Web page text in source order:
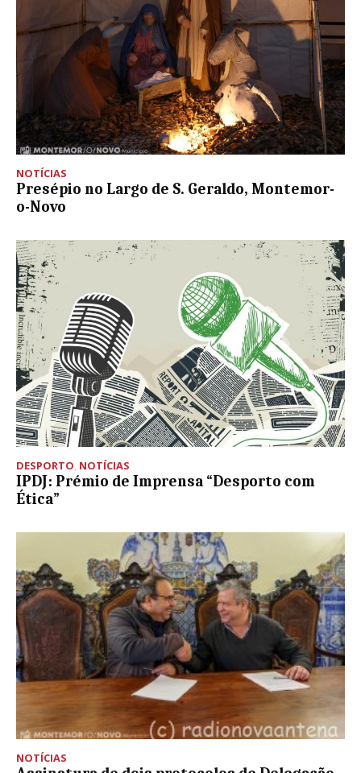
NOTÍCIAS
Presépio no Largo de S. Geraldo, Montemor-
o-Novo
DESPORTO, NOTÍCIAS
IPDJ: Prémio de Imprensa “Desporto com
Ética”
NOTÍCIAS